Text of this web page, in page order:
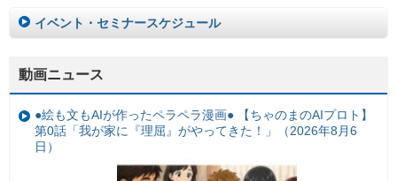
イベント・セミナースケジュール
動画ニュース
●絵も文もAIが作ったペラペラ漫画● 【ちゃのまのAIプロト】
第0話「我が家に『理屈』がやってきた！」（2026年8月6
日）